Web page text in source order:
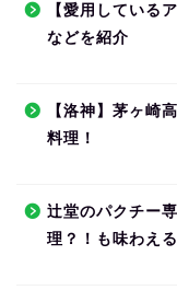
【愛用している
などを紹介
【洛神】茅ヶ崎
料理！
辻堂のパクチー
理？！も味わえる